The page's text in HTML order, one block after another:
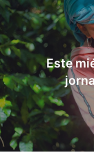
Este